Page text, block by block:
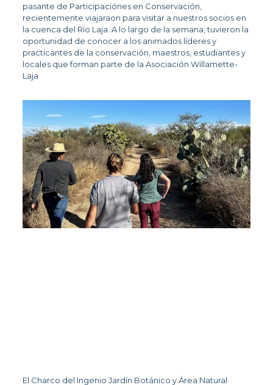
pasante de Participaciónes en Conservación,
recientemente viajaraon para visitar a nuestros socios en
la cuenca del Río Laja. A lo largo de la semana, tuvieron la
oportunidad de conocer a los animados líderes y
practicantes de la conservación, maestros, estudiantes y
locales que forman parte de la Asociación Willamette-
Laja
El Charco del Ingenio Jardín Botánico y Área Natural